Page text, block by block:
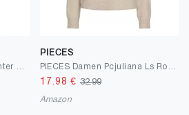
PIECES
17.98 € 32.99
Amazon